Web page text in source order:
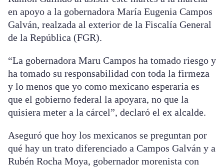
en apoyo a la gobernadora María Eugenia Campos
Galván, realzada al exterior de la Fiscalía General
de la República (FGR).
“La gobernadora Maru Campos ha tomado riesgo y
ha tomado su responsabilidad con toda la firmeza
y lo menos que yo como mexicano esperaría es
que el gobierno federal la apoyara, no que la
quisiera meter a la cárcel”, declaró el ex alcalde.
Aseguró que hoy los mexicanos se preguntan por
qué hay un trato diferenciado a Campos Galván y a
Rubén Rocha Moya, gobernador morenista con